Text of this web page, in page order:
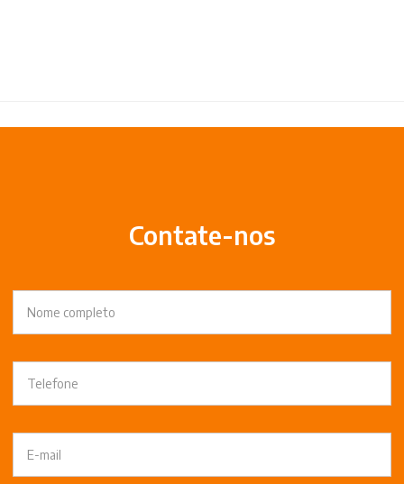
Contate-nos